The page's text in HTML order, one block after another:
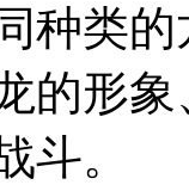
种类
的形
斗。